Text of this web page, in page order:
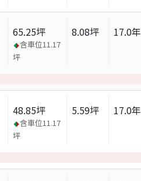
65.25坪
含車位11.17
坪
8.08坪 17.0年
48.85坪
含車位11.17
坪
5.59坪 17.0年